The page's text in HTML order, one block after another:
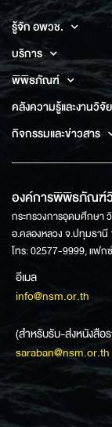
รู้จัก อพวช.
บริการ
พิพิธภัณฑ์
คลังความรู้และงานวิจัย
กิจกรรมและข่าวสาร
องค์การพิพิธภัณฑ์
กระทรวงการอุดมศึกษา
อ.คลองหลวง จ.ปทุมธานี
โทร: 02577-9999, แฟ
อีเมล
info@nsm.or.th
(สำหรับรับ-ส่งหนังสือ
saraban@nsm.or.th